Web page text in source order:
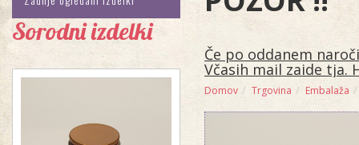
Sorodni izdelki
Če po oddanem
Včasih mail zaide tja.
Domov Trgovina Embalaža